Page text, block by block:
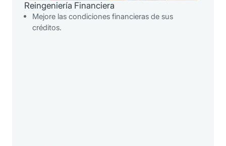
Reingeniería Financiera
Mejore las condiciones financieras de sus
créditos.